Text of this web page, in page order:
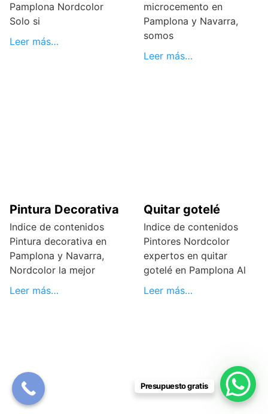
Pamplona Nordcolor
Solo si
Leer más…
microcemento en
Pamplona y Navarra,
somos
Leer más…
Pintura Decorativa
Indice de contenidos
Pintura decorativa en
Pamplona y Navarra,
Nordcolor la mejor
Leer más…
Quitar gotelé
Indice de contenidos
Pintores Nordcolor
expertos en quitar
gotelé en Pamplona Al
Leer más…
Presupuesto gratis